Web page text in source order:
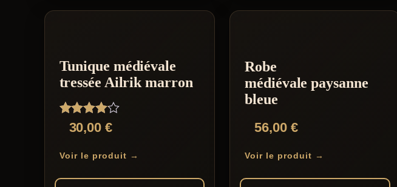
Tunique médiévale
tressée Ailrik marron
Note
4.00
30,00 €
Voir le produit →
Robe
médiévale paysanne
bleue
56,00 €
Voir le produit →